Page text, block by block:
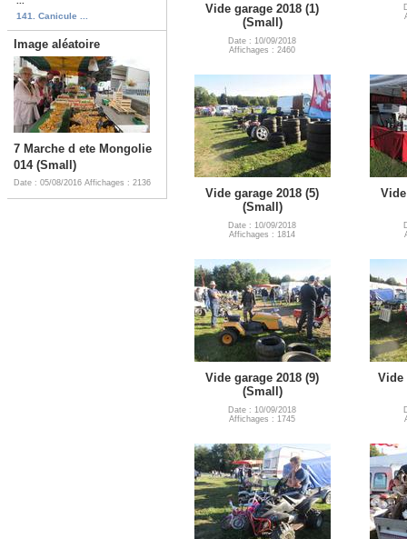
141. Canicule ...
Image aléatoire
7 Marche d ete Mongolie
014 (Small)
Date : 05/08/2016 Affichages : 2136
Vide garage 2018 (1)
(Small)
Date : 10/09/2018
Affichages : 2460
Vide garage 2018 (5)
(Small)
Date : 10/09/2018
Affichages : 1814
Vide garage 2018 (9)
(Small)
Date : 10/09/2018
Affichages : 1745
Vide